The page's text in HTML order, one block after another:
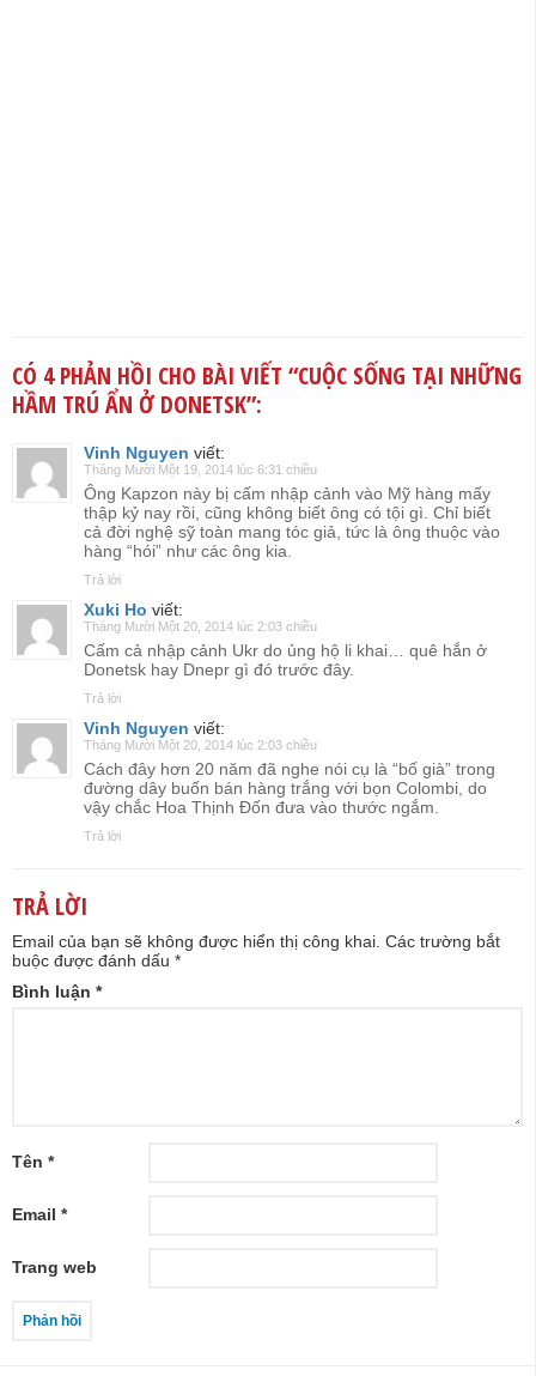
CÓ 4 PHẢN HỒI CHO BÀI VIẾT “CUỘC SỐNG TẠI NHỮNG
HẦM TRÚ ẨN Ở DONETSK”:
Vinh Nguyen viết:
Tháng Mười Một 19, 2014 lúc 6:31 chiều
Ông Kapzon này bị cấm nhập cảnh vào Mỹ hàng mấy
thập kỷ nay rồi, cũng không biết ông có tội gì. Chỉ biết
cả đời nghệ sỹ toàn mang tóc giả, tức là ông thuộc vào
hàng “hói” như các ông kia.
Trả lời
Xuki Ho viết:
Tháng Mười Một 20, 2014 lúc 2:03 chiều
Cấm cả nhập cảnh Ukr do ủng hộ li khai… quê hắn ở
Donetsk hay Dnepr gì đó trước đây.
Trả lời
Vinh Nguyen viết:
Tháng Mười Một 20, 2014 lúc 2:03 chiều
Cách đây hơn 20 năm đã nghe nói cụ là “bố già” trong
đường dây buốn bán hàng trắng với bọn Colombi, do
vậy chắc Hoa Thịnh Đốn đưa vào thước ngắm.
Trả lời
TRẢ LỜI
Email của bạn sẽ không được hiển thị công khai. Các trường bắt
buộc được đánh dấu *
Bình luận *
Tên *
Email *
Trang web